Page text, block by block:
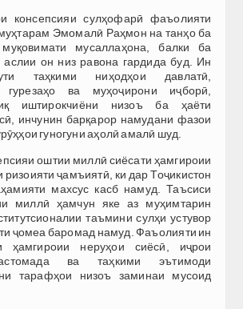
консепсияи сулҳофарӣ фаъолияти
Эмомалӣ Раҳмон на танҳо ба
мусаллаҳона, балки ба
он низ равона гардида буд. Ин
таҳкими ниҳодҳои давлатӣ,
гурезаҳо ва муҳоҷирони иҷборӣ,
иштирокчиёни низоъ ба ҳаёти
инчунин барқарор намудани фазои
гуногуни аҳолӣ амалӣ шуд.
оштии миллӣ сиёсати ҳамгироии
ҷамъиятӣ, ки дар Тоҷикистон
махсус касб намуд. Таъсиси
миллӣ ҳамчун яке аз муҳимтарин
таъмини сулҳи устувор
ҷомеа баромад намуд. Фаъолияти ин
ҳамгироии неруҳои сиёсӣ, иҷрои
ва таҳкими эътимоди
тарафҳои низоъ заминаи мусоид